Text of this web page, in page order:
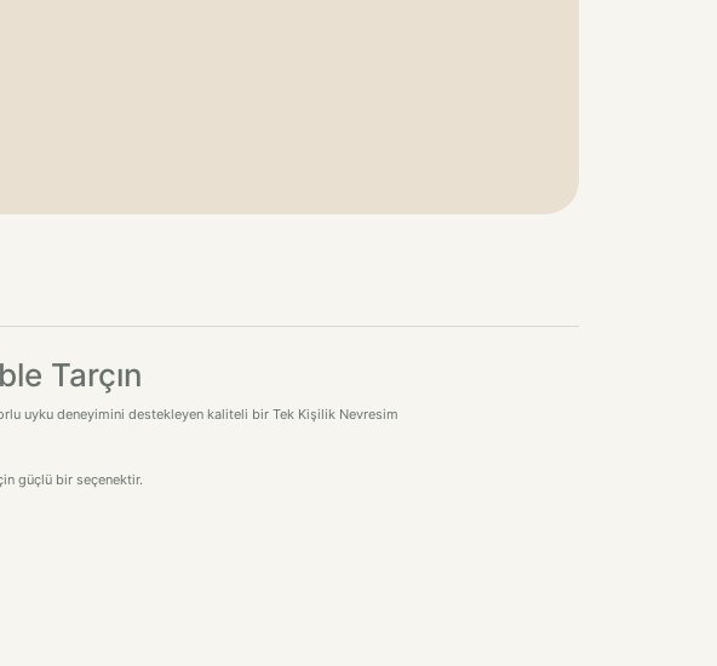
Tarçın
uyku deneyimini destekleyen kaliteli bir Tek Kişilik Nevresim
güçlü bir seçenektir.